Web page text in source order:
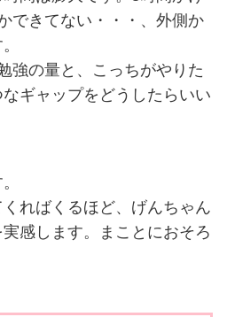
できてない・・・、外側か
強の量と、こっちがやりた
ギャップをどうしたらいい
ればくるほど、げんちゃん
感します。まことにおそろ